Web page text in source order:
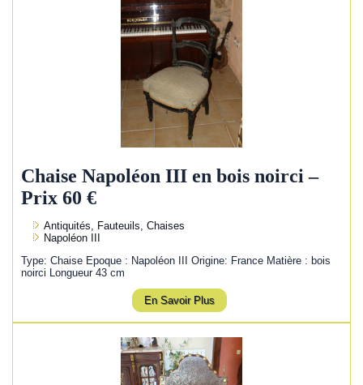
Chaise Napoléon III en bois noirci –
Prix 60 €
Antiquités, Fauteuils, Chaises
Napoléon III
Type: Chaise Epoque : Napoléon III Origine: France Matière : bois
noirci Longueur 43 cm
En Savoir Plus